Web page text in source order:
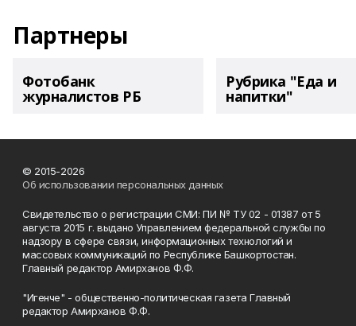
Партнеры
Фотобанк
журналистов РБ
Рубрика "Еда и
напитки"
© 2015-2026
Об использовании персональных данных
Свидетельство о регистрации СМИ: ПИ № ТУ 02 - 01387 от 5
августа 2015 г. выдано Управлением федеральной службы по
надзору в сфере связи, информационных технологий и
массовых коммуникаций по Республике Башкортостан.
Главный редактор Амирханов Ф.Ф.
"Игенче" - общественно-политическая газета Главный
редактор Амирханов Ф.Ф.